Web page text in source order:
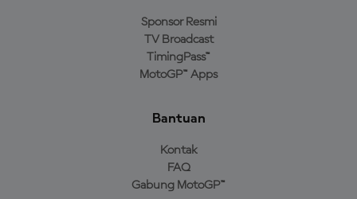
Sponsor Resmi
TV Broadcast
TimingPass™
MotoGP™ Apps
Bantuan
Kontak
FAQ
Gabung MotoGP™